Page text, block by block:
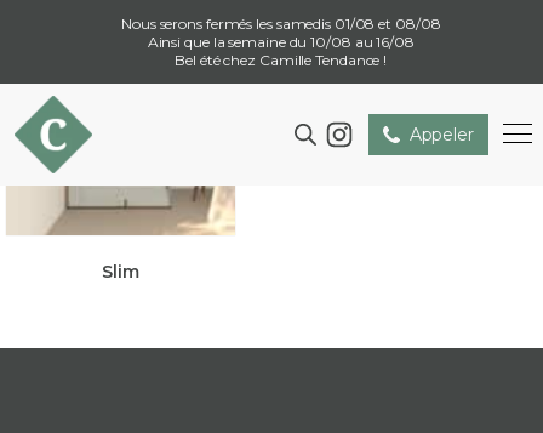
Nous serons fermés les samedis 01/08 et 08/08
Ainsi que la semaine du 10/08 au 16/08
Bel été chez Camille Tendance !
Appeler
Slim